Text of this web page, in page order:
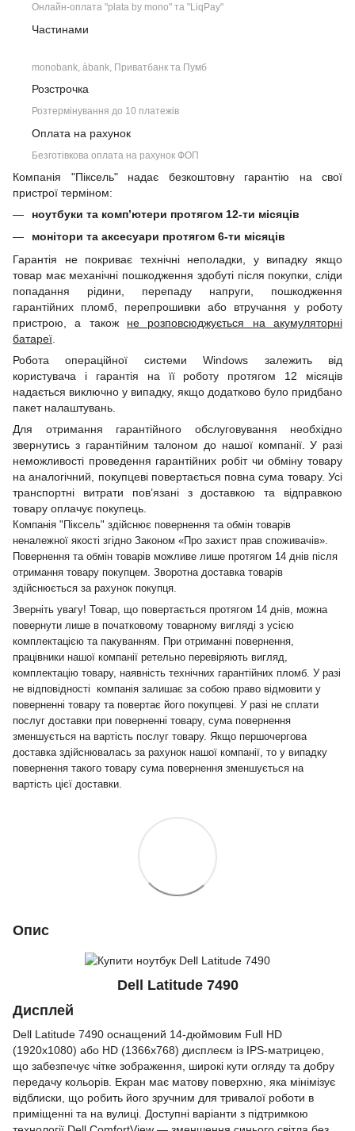
Онлайн-оплата "plata by mono" та "LiqPay"
Частинами
monobank, àbank, Приватбанк та Пумб
Розстрочка
Розтермінування до 10 платежів
Оплата на рахунок
Безготівкова оплата на рахунок ФОП
Компанія "Піксель" надає безкоштовну гарантію на свої
пристрої терміном:
ноутбуки та комп’ютери протягом 12-ти місяців
монітори та аксесуари протягом 6-ти місяців
Гарантія не покриває технічні неполадки, у випадку якщо
товар має механічні пошкодження здобуті після покупки, сліди
попадання рідини, перепаду напруги, пошкодження
гарантійних пломб, перепрошивки або втручання у роботу
пристрою, а також не розповсюджується на акумуляторні
батареї
Робота операційної системи Windows залежить від
користувача і гарантія на її роботу протягом 12 місяців
надається виключно у випадку, якщо додатково було придбано
пакет налаштувань.
Для отримання гарантійного обслуговування необхідно
звернутись з гарантійним талоном до нашої компанії. У разі
неможливості проведення гарантійних робіт чи обміну товару
на аналогічний, покупцеві повертається повна сума товару. Усі
транспортні витрати пов’язані з доставкою та відправкою
товару оплачує покупець.
Компанія "Піксель" здійснює повернення та обмін товарів
неналежної якості згідно Законом «Про захист прав споживачів».
Повернення та обмін товарів можливе лише протягом 14 днів після
отримання товару покупцем. Зворотна доставка товарів
здійснюється за рахунок покупця.
Зверніть увагу! Товар, що повертається протягом 14 днів, можна
повернути лише в початковому товарному вигляді з усією
комплектацією та пакуванням. При отриманні повернення,
працівники нашої компанії ретельно перевіряють вигляд,
комплектацію товару, наявність технічних гарантійних пломб. У разі
не відповідності компанія залишає за собою право відмовити у
поверненні товару та повертає його покупцеві. У разі не сплати
послуг доставки при поверненні товару, сума повернення
зменшується на вартість послуг товару. Якщо першочергова
доставка здійснювалась за рахунок нашої компанії, то у випадку
повернення такого товару сума повернення зменшується на
вартість цієї доставки.
Опис
Dell Latitude 7490
Дисплей
Dell Latitude 7490 оснащений 14-дюймовим Full HD
(1920x1080) або HD (1366x768) дисплеєм із IPS-матрицею,
що забезпечує чітке зображення, широкі кути огляду та добру
передачу кольорів. Екран має матову поверхню, яка мінімізує
відблиски, що робить його зручним для тривалої роботи в
приміщенні та на вулиці. Доступні варіанти з підтримкою